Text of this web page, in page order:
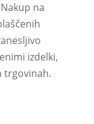
na
izdelki,
trgovinah.